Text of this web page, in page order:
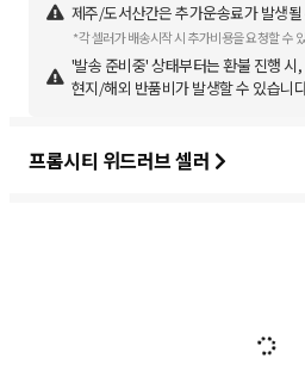
제주/도서산간은 추가운송료가 발생될
*각 셀러가 배송시작 시 추가비용을 요청할 수
'발송 준비중' 상태부터는 환불 진행 시
현지/해외 반품비가 발생할 수 있습니
프롬시티 위드러브 셀러